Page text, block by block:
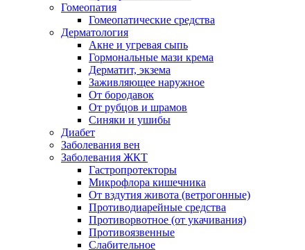
Гомеопатия
Гомеопатические средства
Дерматология
Акне и угревая сыпь
Гормональные мази крема
Дерматит, экзема
Заживляющее наружное
От бородавок
От рубцов и шрамов
Синяки и ушибы
Диабет
Заболевания вен
Заболевания ЖКТ
Гастропротекторы
Микрофлора кишечника
От вздутия живота (ветрогонные)
Противодиарейные средства
Противорвотное (от укачивания)
Противоязвенные
Слабительное